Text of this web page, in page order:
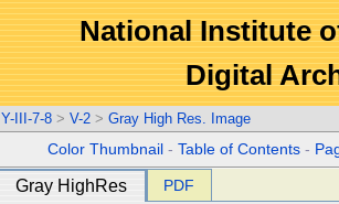
National Institute
Digital
Y-III-7-8 > V-2 > Gray High Res. Image
Color Thumbnail -Table of Contents -
Gray HighRes PDF